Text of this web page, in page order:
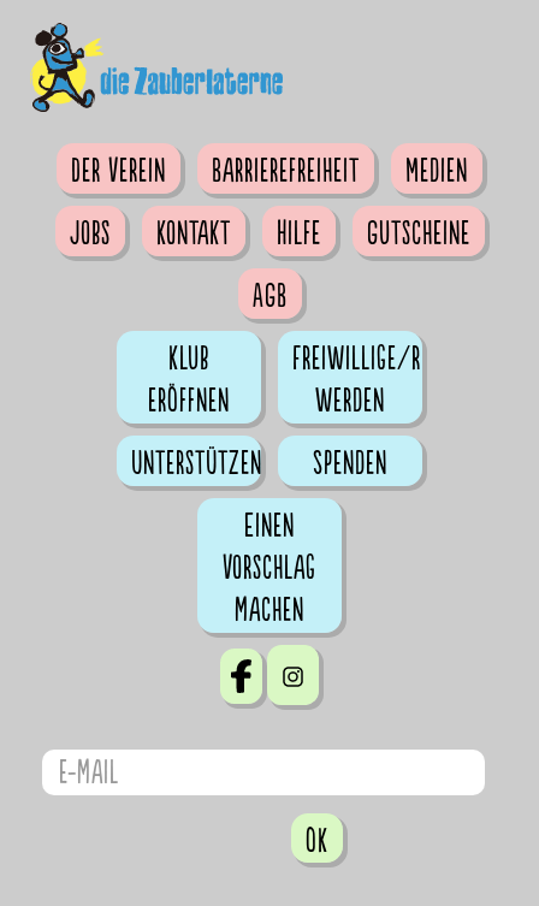
Der Verein Barrierefreiheit
Medien
Jobs
Kontakt Hilfe
Gutscheine
AGB
Klub
eröffnen
Freiwillige/r
werden
Unterstützen
Spenden
Einen
Vorschlag
machen
OK